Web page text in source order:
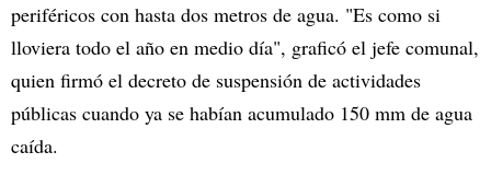
periféricos con hasta dos metros de agua. "Es como si
lloviera todo el año en medio día", graficó el jefe comunal,
quien firmó el decreto de suspensión de actividades
públicas cuando ya se habían acumulado 150 mm de agua
caída.